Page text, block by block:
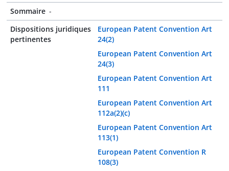
Sommaire -
Dispositions juridiques
pertinentes
European Patent Convention Art
24(2)
European Patent Convention Art
24(3)
European Patent Convention Art
111
European Patent Convention Art
112a(2)(c)
European Patent Convention Art
113(1)
European Patent Convention R
108(3)